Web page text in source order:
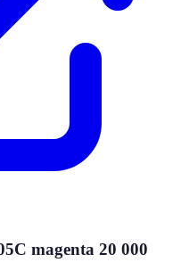
magenta 20 000